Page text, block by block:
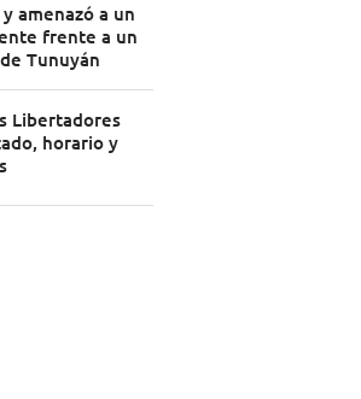
amenazó a un
frente a un
Tunuyán
Libertadores
horario y